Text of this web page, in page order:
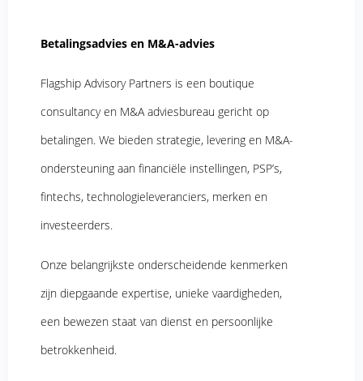
Betalingsadvies en M&A-advies
Flagship Advisory Partners is een boutique
consultancy en M&A adviesbureau gericht op
betalingen. We bieden strategie, levering en M&A-
ondersteuning aan financiële instellingen, PSP’s,
fintechs, technologieleveranciers, merken en
investeerders.
Onze belangrijkste onderscheidende kenmerken
zijn diepgaande expertise, unieke vaardigheden,
een bewezen staat van dienst en persoonlijke
betrokkenheid.